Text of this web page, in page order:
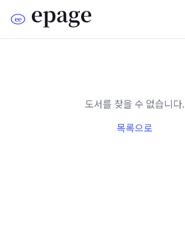
도서를 찾을 수 없습니다.
목록으로